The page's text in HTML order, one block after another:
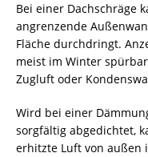
Bei einer Dachschräge
angrenzende
Fläche durchdringt.
meist im Winter
Zugluft oder
Wird bei einer
sorgfältig abgedichtet,
erhitzte Luft von außen